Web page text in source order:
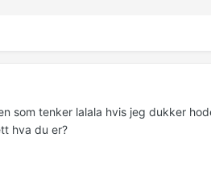
som tenker lalala hvis jeg dukker
hva du er?